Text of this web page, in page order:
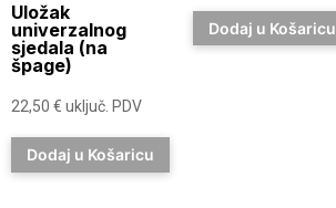
Uložak
univerzalnog
sjedala (na
špage)
22,50 € uključ. PDV
Dodaj u Košaricu
Dodaj u Košaricu